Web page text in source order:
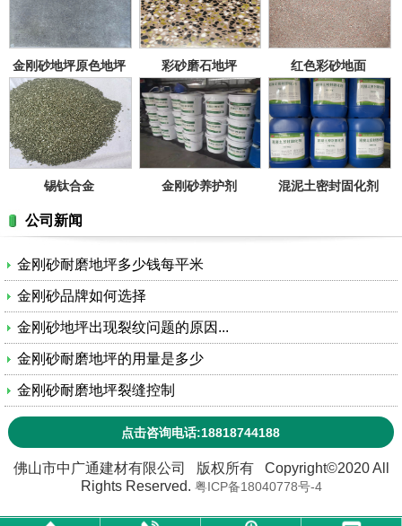
金刚砂地坪原色地坪 彩砂磨石地坪 红色彩砂地面
锡钛合金 金刚砂养护剂 混泥土密封固化剂
公司新闻
金刚砂耐磨地坪多少钱每平米
金刚砂品牌如何选择
金刚砂地坪出现裂纹问题的原因...
金刚砂耐磨地坪的用量是多少
金刚砂耐磨地坪裂缝控制
点击咨询电话:18818744188
佛山市中广通建材有限公司 版权所有 Copyright©2020 All
Rights Reserved. 粤ICP备18040778号-4